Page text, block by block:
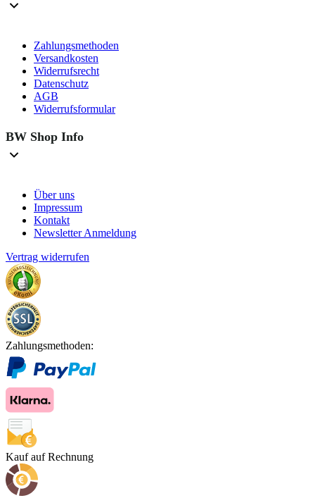
Zahlungsmethoden
Versandkosten
Widerrufsrecht
Datenschutz
AGB
Widerrufsformular
BW Shop Info
Über uns
Impressum
Kontakt
Newsletter Anmeldung
Vertrag widerrufen
Zahlungsmethoden:
Kauf auf Rechnung